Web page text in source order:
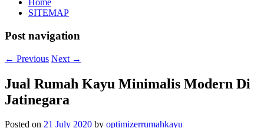
Home
SITEMAP
Post navigation
← Previous Next →
Jual Rumah Kayu Minimalis Modern Di
Jatinegara
Posted on 21 July 2020 by optimizerrumahkayu